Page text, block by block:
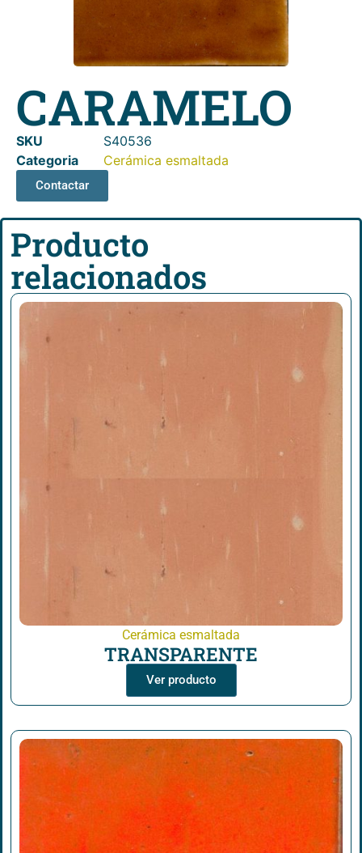
CARAMELO
SKU
S40536
Categoria
Cerámica esmaltada
Contactar
Producto
relacionados
Cerámica esmaltada
TRANSPARENTE
Ver producto